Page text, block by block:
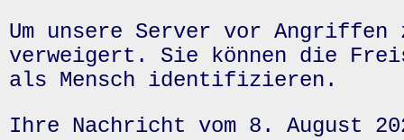
Um unsere Server vor
verweigert. Sie können die
als Mensch identifizieren.
Ihre Nachricht vom 8. August